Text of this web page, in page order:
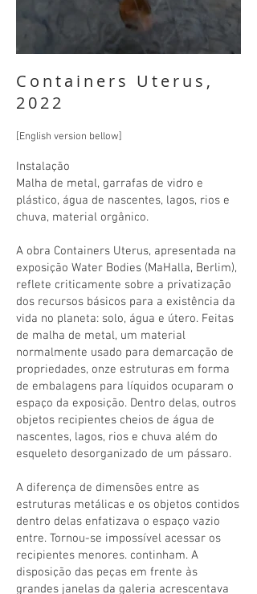
Containers Uterus,
2022
[English version bellow]
Instalação
Malha de metal, garrafas de vidro e
plástico, água de nascentes, lagos, rios e
chuva, material orgânico.
A obra Containers Uterus, apresentada na
exposição Water Bodies (MaHalla, Berlim),
reflete criticamente sobre a privatização
dos recursos básicos para a existência da
vida no planeta: solo, água e útero. Feitas
de malha de metal, um material
normalmente usado para demarcação de
propriedades, onze estruturas em forma
de embalagens para líquidos ocuparam o
espaço da exposição. Dentro delas, outros
objetos recipientes cheios de água de
nascentes, lagos, rios e chuva além do
esqueleto desorganizado de um pássaro.
A diferença de dimensões entre as
estruturas metálicas e os objetos contidos
dentro delas enfatizava o espaço vazio
entre. Tornou-se impossível acessar os
recipientes menores. continham. A
disposição das peças em frente às
grandes janelas da galeria acrescentava